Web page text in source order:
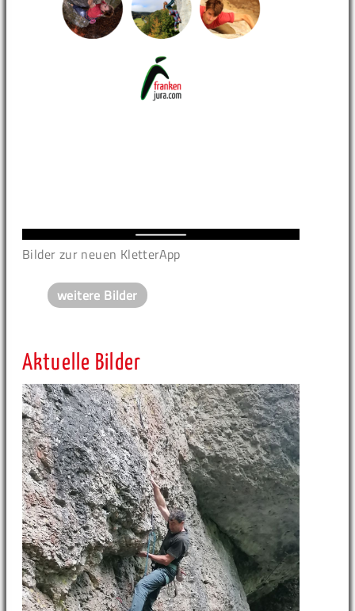
Bilder zur neuen KletterApp
weitere Bilder
Aktuelle Bilder